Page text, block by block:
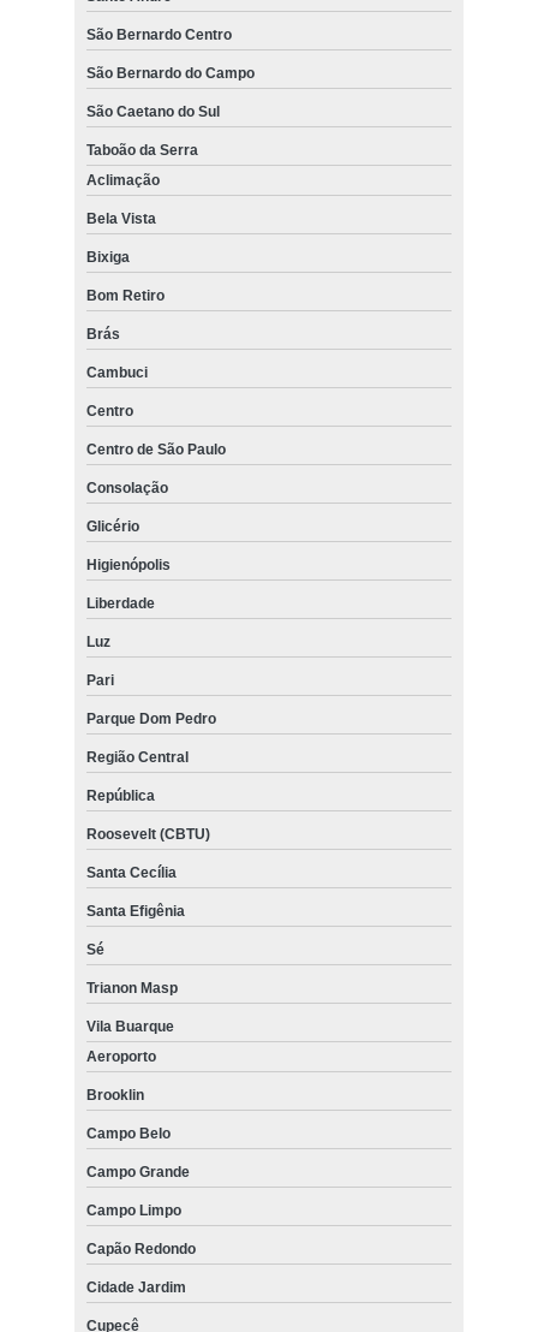
São Bernardo Centro
São Bernardo do Campo
São Caetano do Sul
Taboão da Serra
Aclimação
Bela Vista
Bixiga
Bom Retiro
Brás
Cambuci
Centro
Centro de São Paulo
Consolação
Glicério
Higienópolis
Liberdade
Luz
Pari
Parque Dom Pedro
Região Central
República
Roosevelt (CBTU)
Santa Cecília
Santa Efigênia
Sé
Trianon Masp
Vila Buarque
Aeroporto
Brooklin
Campo Belo
Campo Grande
Campo Limpo
Capão Redondo
Cidade Jardim
Cupecê